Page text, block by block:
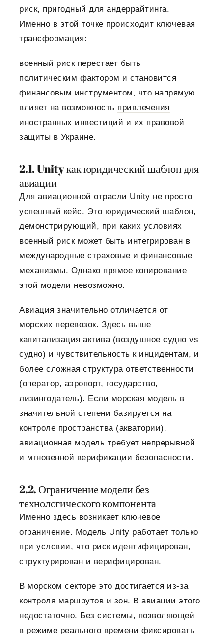
риск, пригодный для андеррайтинга.
Именно в этой точке происходит ключевая
трансформация:
военный риск перестает быть
политическим фактором и становится
финансовым инструментом, что напрямую
влияет на возможность привлечения
иностранных инвестиций и их правовой
защиты в Украине.
2.1. Unity как юридический шаблон для
авиации
Для авиационной отрасли Unity не просто
успешный кейс. Это юридический шаблон,
демонстрирующий, при каких условиях
военный риск может быть интегрирован в
международные страховые и финансовые
механизмы. Однако прямое копирование
этой модели невозможно.
Авиация значительно отличается от
морских перевозок. Здесь выше
капитализация актива (воздушное судно vs
судно) и чувствительность к инцидентам, и
более сложная структура ответственности
(оператор, аэропорт, государство,
лизингодатель). Если морская модель в
значительной степени базируется на
контроле пространства (акватории),
авиационная модель требует непрерывной
и мгновенной верификации безопасности.
2.2. Ограничение модели без
технологического компонента
Именно здесь возникает ключевое
ограничение. Модель Unity работает только
при условии, что риск идентифицирован,
структурирован и верифицирован.
В морском секторе это достигается из-за
контроля маршрутов и зон. В авиации этого
недостаточно. Без системы, позволяющей
в режиме реального времени фиксировать